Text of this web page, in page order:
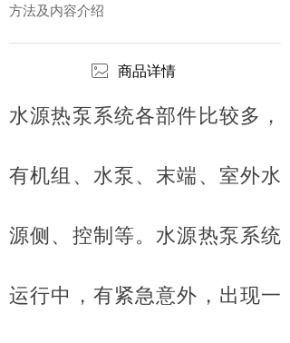
方法及内容介绍
商品详情
水源热泵系统各部件比较多，
有机组、水泵、末端、室外水
源侧、控制等。水源热泵系统
运行中，有紧急意外，出现一
ꂈ